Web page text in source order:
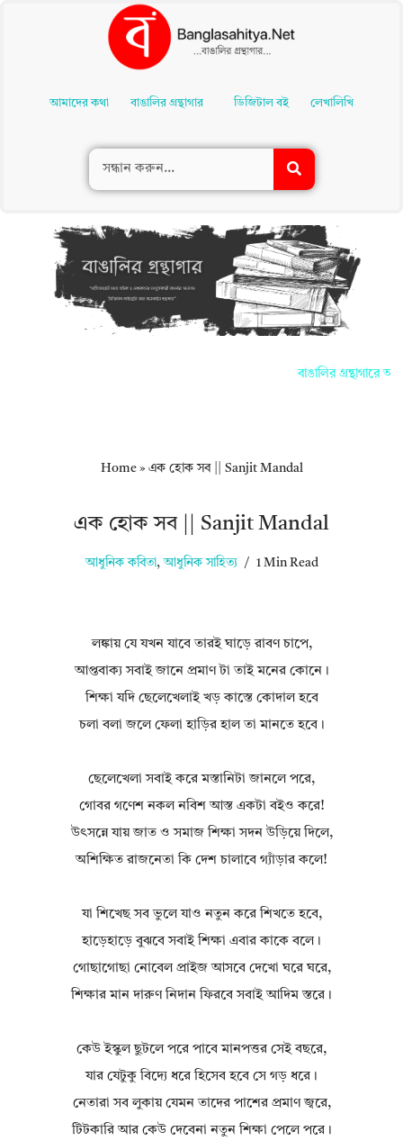
Contentআমাদের কথা বাঙালির গ্রন্থাগার ডিজিটাল বই লেখালিখি
বাঙালির গ্রন্থাগারে
Home» এক হোক সব || Sanjit Mandal
এক হোক সব || Sanjit Mandal
আধুনিক কবিতা, আধুনিক সাহিত্য 1 Min Read
লঙ্কায় যে যখন যাবে তারই ঘাড়ে রাবণ চাপে,
আপ্তবাক্য সবাই জানে প্রমাণ টা তাই মনের কোনে।
শিক্ষা যদি ছেলেখেলাই খড় কাস্তে কোদাল হবে
চলা বলা জলে ফেলা হাড়ির হাল তা মানতে হবে।
ছেলেখেলা সবাই করে মস্তানিটা জানলে পরে,
গোবর গণেশ নকল নবিশ আস্ত একটা বইও করে!
উৎসন্নে যায় জাত ও সমাজ শিক্ষা সদন উড়িয়ে দিলে,
অশিক্ষিত রাজনেতা কি দেশ চালাবে গ্যাঁড়ার কলে!
যা শিখেছ সব ভুলে যাও নতুন করে শিখতে হবে,
হাড়েহাড়ে বুঝবে সবাই শিক্ষা এবার কাকে বলে।
গোছাগোছা নোবেল প্রাইজ আসবে দেখো ঘরে ঘরে,
শিক্ষার মান দারুণ নিদান ফিরবে সবাই আদিম স্তরে।
কেউ ইস্কুল ছুটলে পরে পাবে মানপত্তর সেই বছরে,
যার যেটুকু বিদ্যে ধরে হিসেব হবে সে গড় ধরে।
নেতারা সব লুকায় যেমন তাদের পাশের প্রমাণ জ্বরে,
টিটকারি আর কেউ দেবেনা নতুন শিক্ষা পেলে পরে।